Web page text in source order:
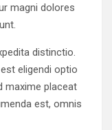
magni dolores
distinctio.
eligendi optio
maxime placeat
est, omnis